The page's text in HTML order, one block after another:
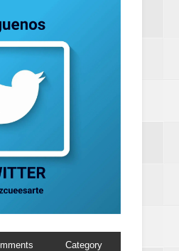
Category